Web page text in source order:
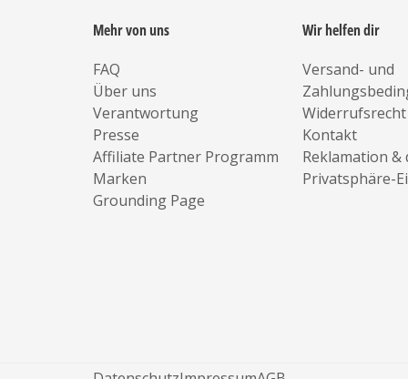
Mehr von uns
FAQ
Über uns
Verantwortung
Presse
Affiliate Partner Programm
Marken
Grounding Page
Wir helfen dir
Versand- und
Widerrufsrecht
Kontakt
Reklamation &
Privatsphäre-